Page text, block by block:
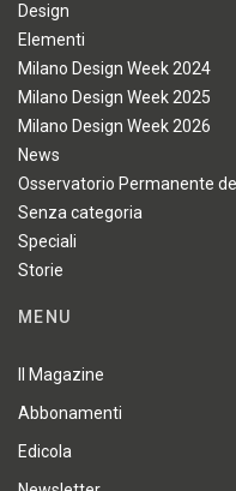
Design
Elementi
Milano Design Week 2024
Milano Design Week 2025
Milano Design Week 2026
News
Osservatorio Permanente
Senza categoria
Speciali
Storie
MENU
Il Magazine
Abbonamenti
Edicola